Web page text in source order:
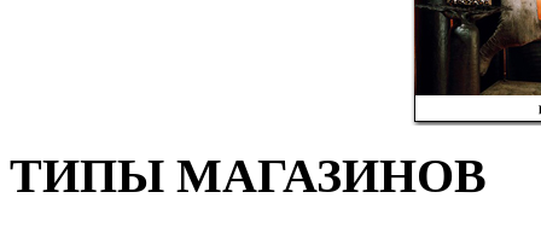
ТИПЫ МАГАЗИНОВ